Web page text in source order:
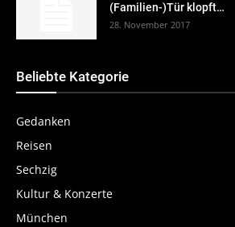
(Familien-)Tür klopft…
28. November 2017
Beliebte Kategorie
Gedanken
Reisen
Sechzig
Kultur & Konzerte
München